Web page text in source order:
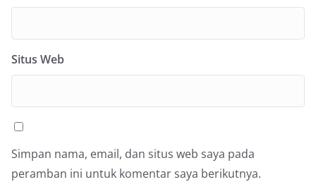
Situs Web
Simpan nama, email, dan situs web saya pada
peramban ini untuk komentar saya berikutnya.